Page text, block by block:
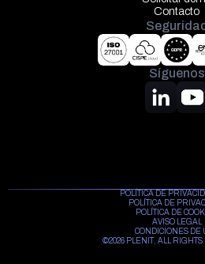
Contacto
Seguridad
Síguenos
POLÍTICA DE
POLÍTICA DE
POLÍTICA DE
AVISO LEGAL
CONDICIONES DE
©2026 PLENIT, ALL RIGHTS